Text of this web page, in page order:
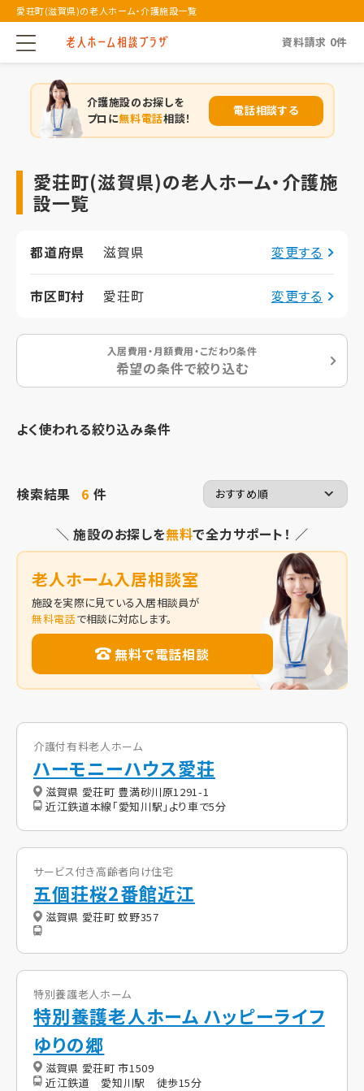
愛荘町(滋賀県)の老人ホーム・介護施設一覧
資料請求 0件
介護施設のお探しを
プロに無料電話相談！
電話相談する
愛荘町(滋賀県)の老人ホーム・介護施
設一覧
都道府県 滋賀県 変更する
市区町村 愛荘町 変更する
入居費用・月額費用・こだわり条件
希望の条件で絞り込む
よく使われる絞り込み条件
検索結果 6 件
＼ 施設のお探しを無料で全力サポート！ ／
老人ホーム入居相談室
施設を実際に見ている入居相談員が
無料電話で相談に対応します。
無料で電話相談
介護付有料老人ホーム
ハーモニーハウス愛荘
滋賀県 愛荘町 豊満砂川原1291-1
近江鉄道本線「愛知川駅」より車で5分
サービス付き高齢者向け住宅
五個荘桜2番館近江
滋賀県 愛荘町 蚊野357
特別養護老人ホーム
特別養護老人ホーム ハッピーライフ
ゆりの郷
滋賀県 愛荘町 市1509
近江鉄道 愛知川駅 徒歩15分